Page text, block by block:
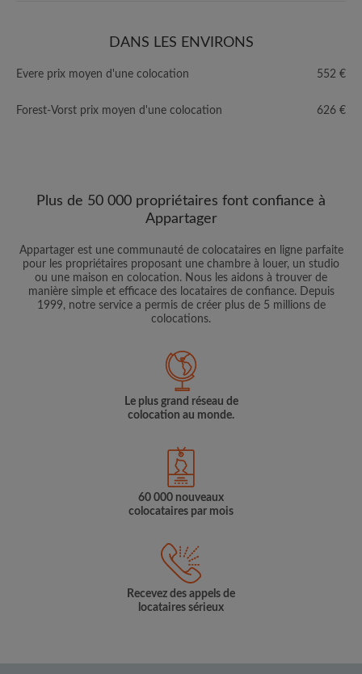
DANS LES ENVIRONS
Evere prix moyen d'une colocation 552 €
Forest-Vorst prix moyen d'une colocation 626 €
Plus de 50 000 propriétaires font confiance à
Appartager
Appartager est une communauté de colocataires en ligne parfaite
pour les propriétaires proposant une chambre à louer, un studio
ou une maison en colocation. Nous les aidons à trouver de
manière simple et efficace des locataires de confiance. Depuis
1999, notre service a permis de créer plus de 5 millions de
colocations.
Le plus grand réseau de
colocation au monde.
60 000 nouveaux
colocataires par mois
Recevez des appels de
locataires sérieux